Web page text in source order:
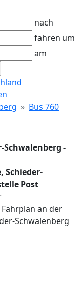
nach
fahren um
am
Bus 760
Schwalenberg -
Schieder-
Post
an der
Schwalenberg